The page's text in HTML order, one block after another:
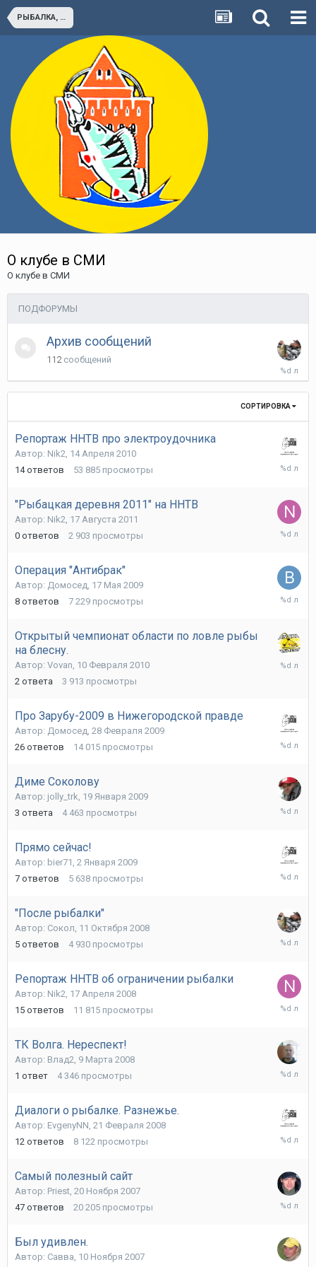
РЫБАЛКА, КЛУБ И СМИ. РАССКАЗЫ О РЫБАЛКЕ
О клубе в СМИ
О клубе в СМИ
ПОДФОРУМЫ
Архив сообщений
112 сообщений
2
Декабря
2006
СОРТИРОВКА
Репортаж ННТВ про электроудочника
Автор: Nik2, 14 Апреля 2010
14 ответов 53 885 просмотры
15
"Рыбацкая деревня 2011" на ННТВ
Автор: Nik2, 17 Августа 2011
0 ответов 2 903 просмотры
17
Операция "Антибрак"
Автор: Домосед, 17 Мая 2009
8 ответов 7 229 просмотры
8
Открытый чемпионат области по ловле рыбы
на блесну.
Автор: Vovan, 10 Февраля 2010
2 ответа 3 913 просмотры
11
Про Зарубу-2009 в Нижегородской правде
Автор: Домосед, 28 Февраля 2009
26 ответов 14 015 просмотры
2
Диме Соколову
Автор: jolly_trk, 19 Января 2009
3 ответа 4 463 просмотры
19
Прямо сейчас!
Автор: bier71 , 2 Января 2009
7 ответов 5 638 просмотры
9
"После рыбалки"
Автор: Сокол, 11 Октября 2008
5 ответов 4 930 просмотры
27
Репортаж ННТВ об ограничении рыбалки
Автор: Nik2, 17 Апреля 2008
15 ответов 11 815 просмотры
16
ТК Волга. Нереспект!
Автор: Влад2, 9 Марта 2008
1 ответ 4 346 просмотры
22
Диалоги о рыбалке. Разнежье.
Автор: EvgenyNN, 21 Февраля 2008
12 ответов 8 122 просмотры
27
Самый полезный сайт
Автор: Priest, 20 Ноября 2007
47 ответов 20 205 просмотры
29
Был удивлен.
Автор: Савва, 10 Ноября 2007